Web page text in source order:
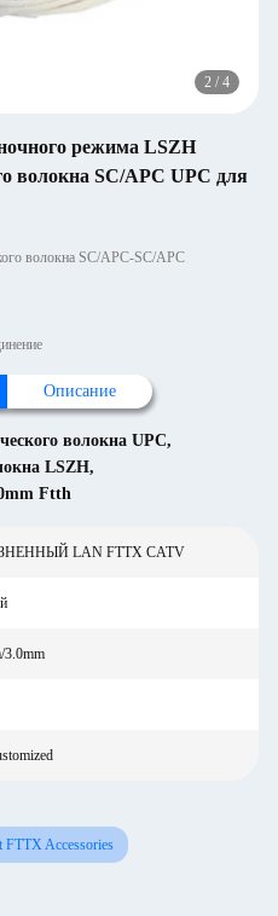
2 / 4
режима LSZH
волокна SC/APC UPC для
волокна SC/APC-SC/APC
Описание
волокна UPC,
LSZH,
Ftth
LAN FTTX CATV
3.0mm
FTTX Accessories